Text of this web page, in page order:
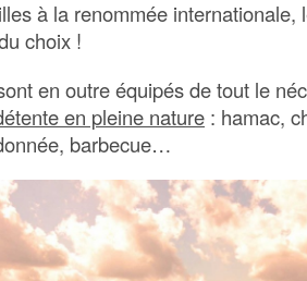
à la renommée internationale,
choix !
en outre équipés de tout le
en pleine nature : hamac,
barbecue…